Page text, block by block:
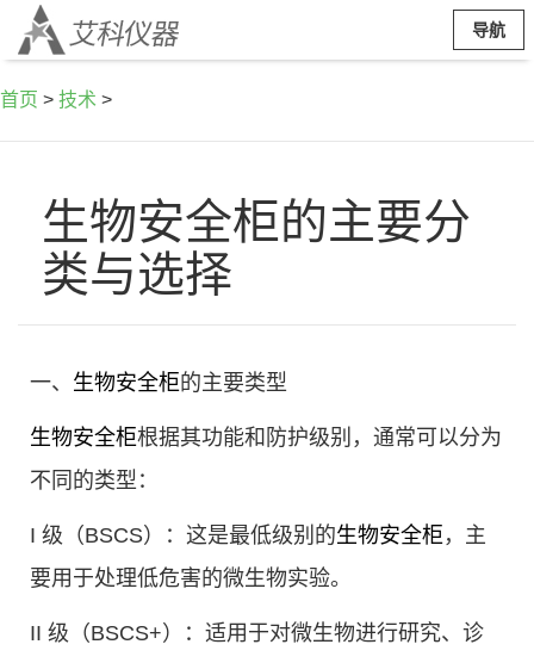
导航
首页 > 技术 >
生物安全柜的主要分
类与选择
一、 生物安全柜的主要类型
生物安全柜根据其功能和防护级别，通常可以分为
不同的类型：
I 级（BSCS）：这是最低级别的生物安全柜 ，主
要用于处理低危害的微生物实验。
II 级（BSCS+）：适用于对微生物进行研究、诊